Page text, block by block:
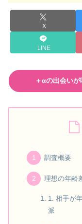
X
LINE
＋αの出会い
調査概要
理想の年齢
1. 相手が
派